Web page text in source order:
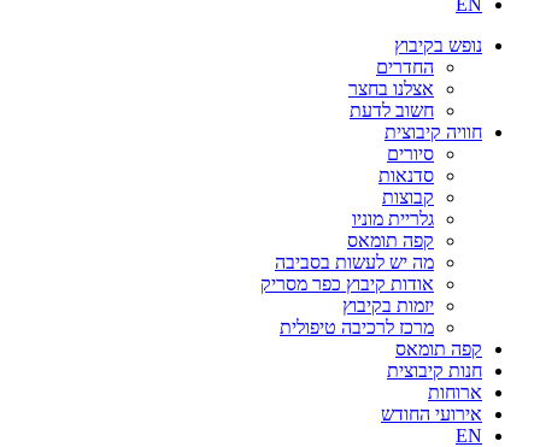
EN
נופש בקיבוץ
החדרים
אצלנו בחצר
חשוב לדעת
חוויה קיבוצית
סיורים
סדנאות
קבוצות
גלריית מוניו
קפה תומאס
מה יש לעשות בסביבה
אודות קיבוץ כפר מסריק
יזמות בקיבוץ
מרכז לרכיבה טיפולית
קפה תומאס
חנות קיבוצית
ארוחות
אירועי החודש
EN